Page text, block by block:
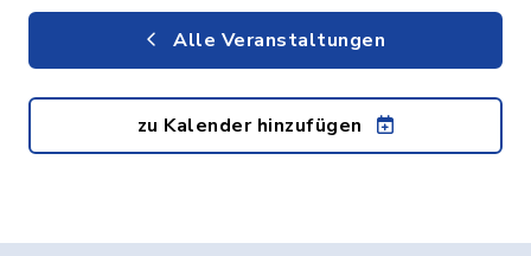
Alle Veranstaltungen
zu Kalender hinzufügen